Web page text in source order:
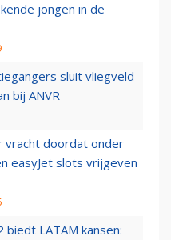
jongen in de
sluit vliegveld
bij ANVR
vracht doordat onder
easyJet slots vrijgeven
biedt LATAM kansen: